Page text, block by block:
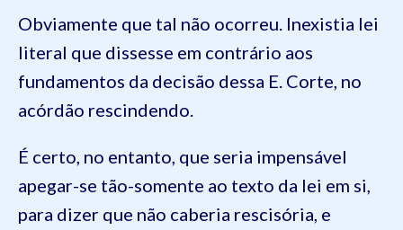
Obviamente que tal não ocorreu. Inexistia lei
literal que dissesse em contrário aos
fundamentos da decisão dessa E. Corte, no
acórdão rescindendo.
É certo, no entanto, que seria impensável
apegar-se tão-somente ao texto da lei em si,
para dizer que não caberia rescisória, e